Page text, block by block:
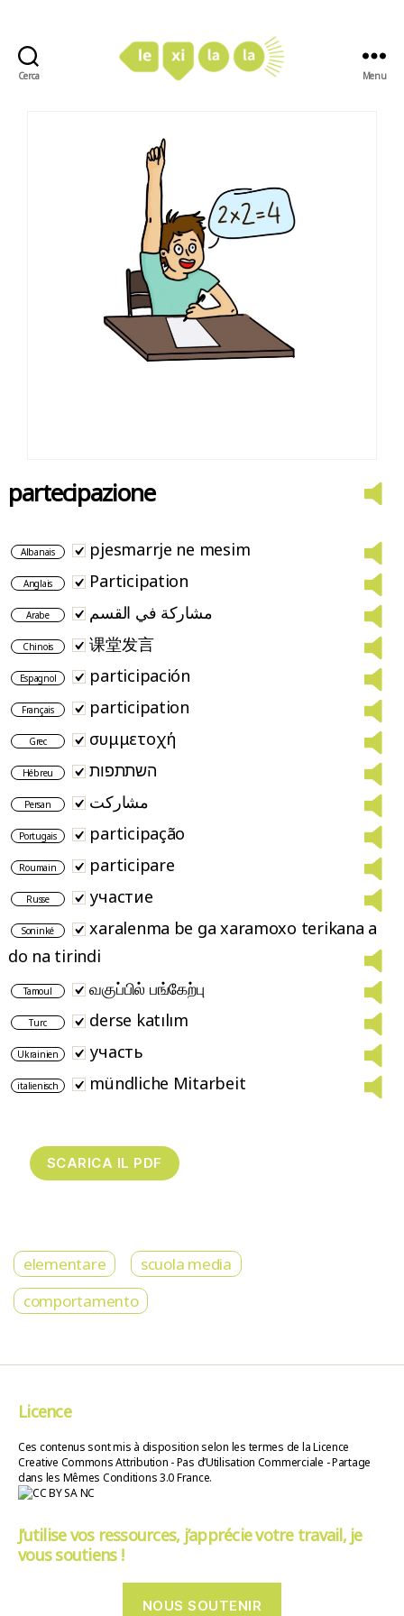
Cerca Menu
partecipazione
Albanais pjesmarrje ne mesim
Anglais Participation
Arabe مشاركة في القسم
Chinois 课堂发言
Espagnol participación
Français participation
Grec συμμετοχή
Hébreu השתתפות
Persan مشارکت
Portugais participação
Roumain participare
Russe участие
Soninké
xaralenma be ga xaramoxo terikana a
do na tirindi
Tamoul வகுப்பில் பங்கேற்பு
Turc derse katılım
Ukrainien участь
italienisch mündliche Mitarbeit
elementare
scuola media
comportamento
Licence
Ces contenus sont mis à disposition selon les termes de la Licence
Creative Commons Attribution - Pas d’Utilisation Commerciale - Partage
dans les Mêmes Conditions 3.0 France.
J’utilise vos ressources, j’apprécie votre travail, je
vous soutiens !
NOUS SOUTENIR